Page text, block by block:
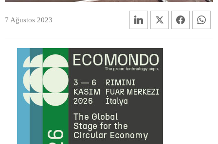
7 Ağustos 2023